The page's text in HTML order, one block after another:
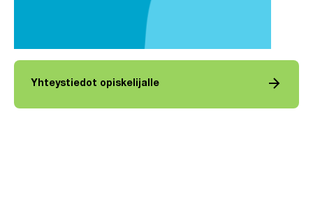
Yhteystiedot opiskelijalle arrow_forward